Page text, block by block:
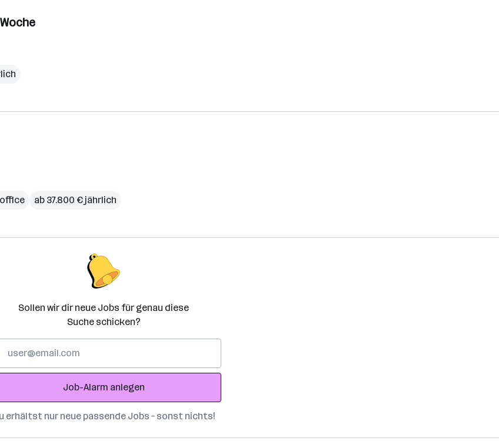
ab 37.800 € jährlich
Sollen wir dir neue Jobs für genau diese
Suche schicken?
Job-Alarm anlegen
erhältst nur neue passende Jobs – sonst nichts!